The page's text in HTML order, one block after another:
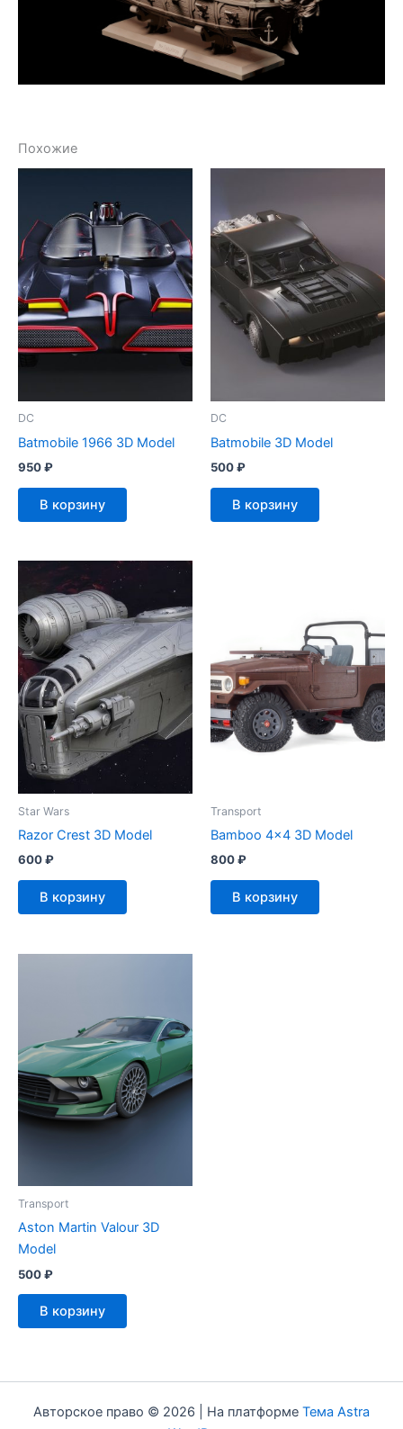
Похожие
DC
Batmobile 1966 3D Model
950₽
В корзину
DC
Batmobile 3D Model
500₽
В корзину
Star Wars
Razor Crest 3D Model
600₽
В корзину
Transport
Bamboo 4×4 3D Model
800₽
В корзину
Transport
Aston Martin Valour 3D
Model
500₽
В корзину
Авторское право © 2026 | На платформе Тема Astra